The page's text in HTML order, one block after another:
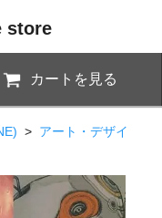
store
カートを見る
> アート・デザイ